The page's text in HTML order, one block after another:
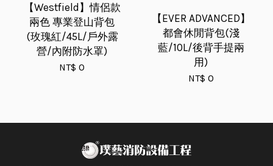
【Westfield】情侶款
兩色 專業登山背包
(玫瑰紅/45L/戶外露
營/內附防水罩)
NT$ 0
【EVER ADVANCED】
都會休閒背包(淺
藍/10L/後背手提兩
用)
NT$ 0